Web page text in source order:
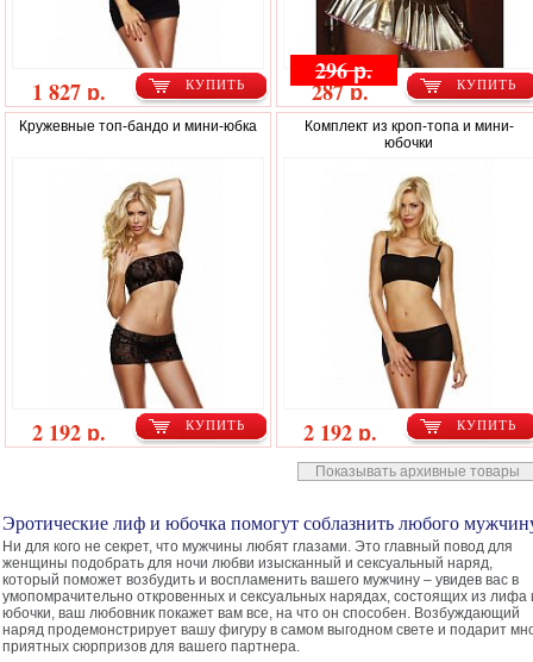
КУПИТЬ
1 827 р. КУПИТЬ
296 р.
287 р.
Кружевные топ-бандо и мини-юбка
КУПИТЬ
2 192 р.
Комплект из кроп-топа и мини-
юбочки
КУПИТЬ
2 192 р.
Показывать архивные товары
Эротические лиф и юбочка помогут соблазнить любого
Ни для кого не секрет, что мужчины любят глазами. Это главный повод для
женщины подобрать для ночи любви изысканный и сексуальный наряд,
который поможет возбудить и воспламенить вашего мужчину – увидев вас в
умопомрачительно откровенных и сексуальных нарядах, состоящих из лифа
юбочки, ваш любовник покажет вам все, на что он способен. Возбуждающий
наряд продемонстрирует вашу фигуру в самом выгодном свете и подарит
приятных сюрпризов для вашего партнера.